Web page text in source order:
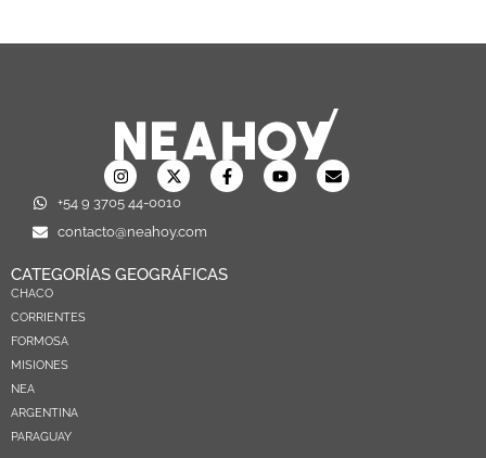
+54 9 3705 44-0010
contacto@neahoy.com
CATEGORÍAS GEOGRÁFICAS
CHACO
CORRIENTES
FORMOSA
MISIONES
NEA
ARGENTINA
PARAGUAY